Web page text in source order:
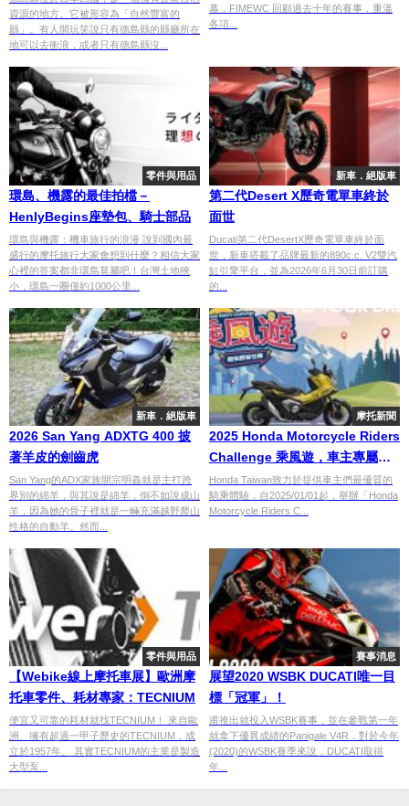
資源的地方。它被形容為「自然豐富的
縣」。有人開玩笑說只有德島縣的縣廳所在
地可以去衝浪，或者只有德島縣沒...
幕，FIMEWC 回顧過去十年的賽事，重溫
各項...
零件與用品
環島、機露的最佳拍檔－
HenlyBegins座墊包、騎士部品
環島與機露：機車旅行的浪漫 說到國內最
盛行的摩托旅行大家會想到什麼？相信大家
心裡的答案都非環島莫屬吧！台灣土地狹
小，環島一圈僅約1000公里...
新車．絕版車
第二代Desert X歷奇電單車終於
面世
Ducati第二代DesertX歷奇電單車終於面
世，新車搭載了品牌最新的890c.c. V2雙汽
缸引擎平台，並為2026年6月30日前訂購
的...
新車．絕版車
2026 San Yang ADXTG 400 披
著羊皮的劍齒虎
San Yang的ADX家族開宗明義就是主打跨
界別的綿羊，與其說是綿羊，倒不如說成山
羊，因為她的骨子裡就是一輛充滿越野爬山
性格的自動羊。然而...
摩托新聞
2025 Honda Motorcycle Riders
Challenge 乘風遊，車主專屬活
動即刻開跑
Honda Taiwan致力於提供車主們最優質的
騎乘體驗，自2025/01/01起，舉辦「Honda
Motorcycle Riders C...
零件與用品
【Webike線上摩托車展】歐洲摩
托車零件、耗材專家：TECNIUM
便宜又可靠的耗材就找TECNIUM！ 來自歐
洲、擁有超過一甲子歷史的TECNIUM，成
立於1957年。 其實TECNIUM的主業是製造
大型泵...
賽事消息
展望2020 WSBK DUCATI唯一目
標「冠軍」！
甫推出就投入WSBK賽事，並在參戰第一年
就拿下優異成績的Panigale V4R，對於今年
(2020)的WSBK賽季來說，DUCATI取得
年...